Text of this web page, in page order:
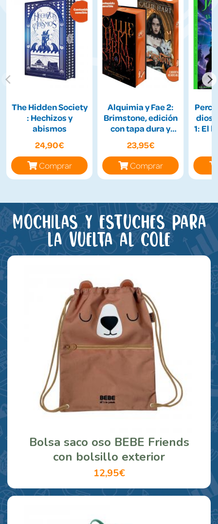
The Hidden Society
: Hechizos y
abismos
24,90€
Comprar
Alquimia y Fae 2:
Brimstone, edición
con tapa dura y
23,95€
Comprar
1: El
Mochilas y estuches para
la vuelta al cole
Bolsa saco oso BEBE Friends
con bolsillo exterior
12,95€